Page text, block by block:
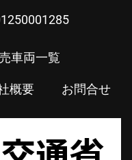
車両一覧
概要 お問合せ